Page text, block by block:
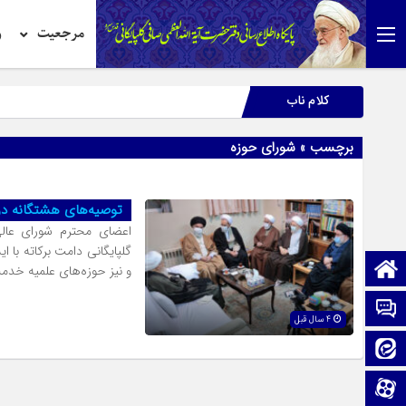
مرجعیت
صفحه نخست
تماس با ما
کلام ناب
برچسب » شورای حوزه
توصیه‌های هشتگانه
اعضای محترم شورای
گلپایگانی دامت برکاته
و نیز حوزه‌های علمیه